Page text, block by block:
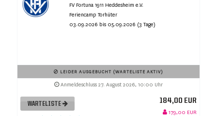
FV Fortuna 1911 Heddesheim e.V.
Feriencamp Torhüter
03.09.2026 bis 05.09.2026 (3 Tage)
LEIDER AUSGEBUCHT (WARTELISTE AKTIV)
Anmeldeschluss 27. August 2026, 10:00 Uhr
WARTELISTE 184,00 EUR
179,00 EUR